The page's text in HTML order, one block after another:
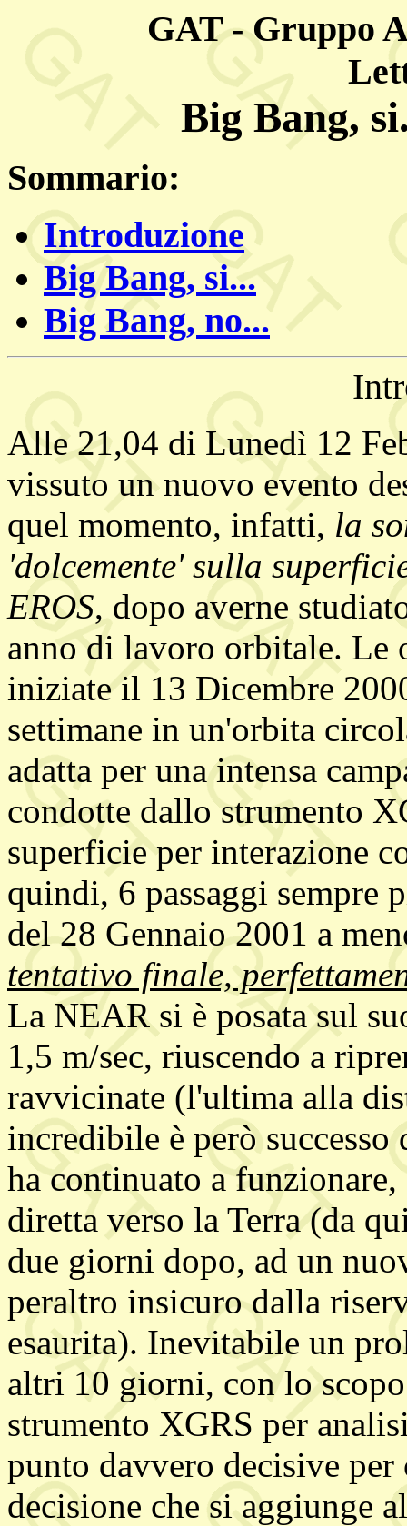
GAT - Gruppo
Big Bang,
Sommario:
Introduzione
Big Bang, si...
Big Bang, no...
Alle 21,04 di Lunedì 12
vissuto un nuovo evento
quel momento, infatti, la
'dolcemente' sulla
EROS, dopo averne
anno di lavoro orbitale. Le
iniziate il 13 Dicembre
settimane in un'orbita
adatta per una intensa
condotte dallo strumento
superficie per interazione
quindi, 6 passaggi
del 28 Gennaio 2001 a
tentativo finale,
La NEAR si è posata sul
1,5 m/sec, riuscendo a
ravvicinate (l'ultima alla
incredibile è però
ha continuato a funzionare,
diretta verso la Terra (da
due giorni dopo, ad un
peraltro insicuro dalla
esaurita). Inevitabile un
altri 10 giorni, con lo
strumento XGRS per
punto davvero decisive
decisione che si aggiunge